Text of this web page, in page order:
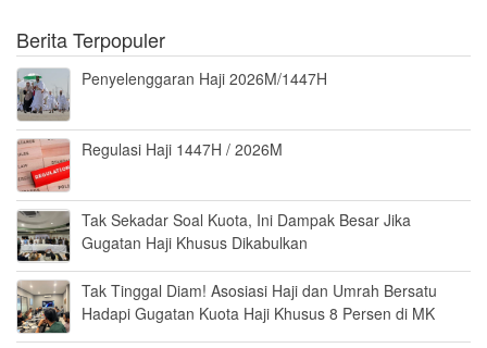
Berita Terpopuler
Penyelenggaran Haji 2026M/1447H
Regulasi Haji 1447H / 2026M
Tak Sekadar Soal Kuota, Ini Dampak Besar Jika
Gugatan Haji Khusus Dikabulkan
Tak Tinggal Diam! Asosiasi Haji dan Umrah Bersatu
Hadapi Gugatan Kuota Haji Khusus 8 Persen di MK